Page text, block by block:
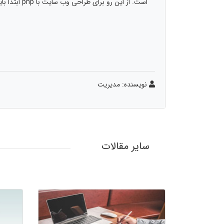
نویسنده: مدیریت
سایر مقالات